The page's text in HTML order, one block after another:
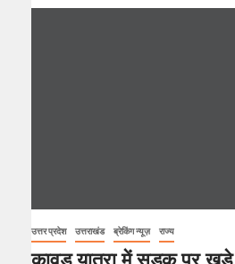
उत्तर प्रदेश उत्तराखंड ब्रेकिंग न्यूज़ राज्य